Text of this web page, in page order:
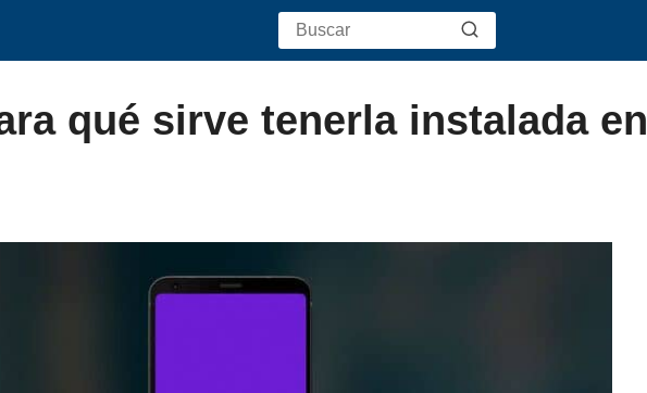
qué sirve tenerla instalada en